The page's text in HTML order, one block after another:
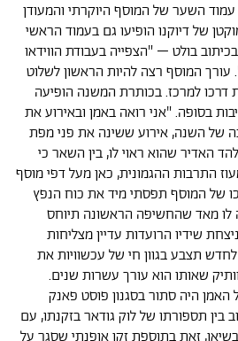
השער של המוסף היוקרתי והמעודן
של דיוקנו הופיעו גם בעמוד הראשי
בולט – "הצפייה בעבודת הווידאו
עורך המוסף רצה להיות הראשון לשלוט
דרכו למרכז. בכותרת המשנה הופיעה
בסופה. "אני רואה באמן ובאירוע את
של השנה, אירוע ששינה את פני מפת
האדיר שהוא ראוי לו, בין השאר כי
התרבות ההגמונית, כאן מעל דפי מוסף
של המוסף תפסתי מיד את כוח הנפץ
לו מאד שהחשיפה הראשונה תיוחס
שידיו הרועדות עדיין מצליחות
תצבע בגוון חי של עכשוויות את
שאותו הוא עורך עשרות שנים.
היה סתור בסגנון פוסט פאנק
בין תספורתו של לוק גודאר בזקנתו, עם